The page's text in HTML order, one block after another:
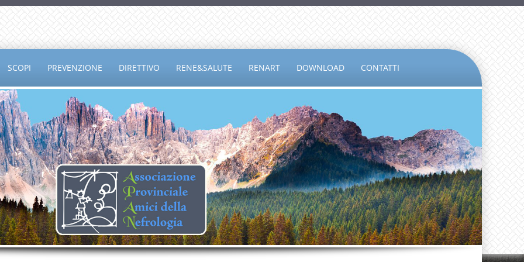
SCOPI PREVENZIONE DIRETTIVO RENE&SALUTE RENART DOWNLOAD CONTATTI